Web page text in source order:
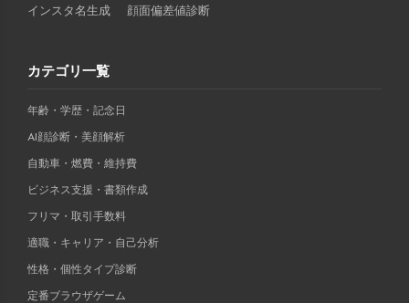
インスタ名生成 顔面偏差値診断
カテゴリ一覧
年齢・学歴・記念日
AI顔診断・美顔解析
自動車・燃費・維持費
ビジネス支援・書類作成
フリマ・取引手数料
適職・キャリア・自己分析
性格・個性タイプ診断
定番ブラウザゲーム